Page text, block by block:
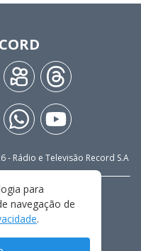
- Rádio e Televisão Record S.A
PRIVACIDADE
DE USO
para
navegação de
.